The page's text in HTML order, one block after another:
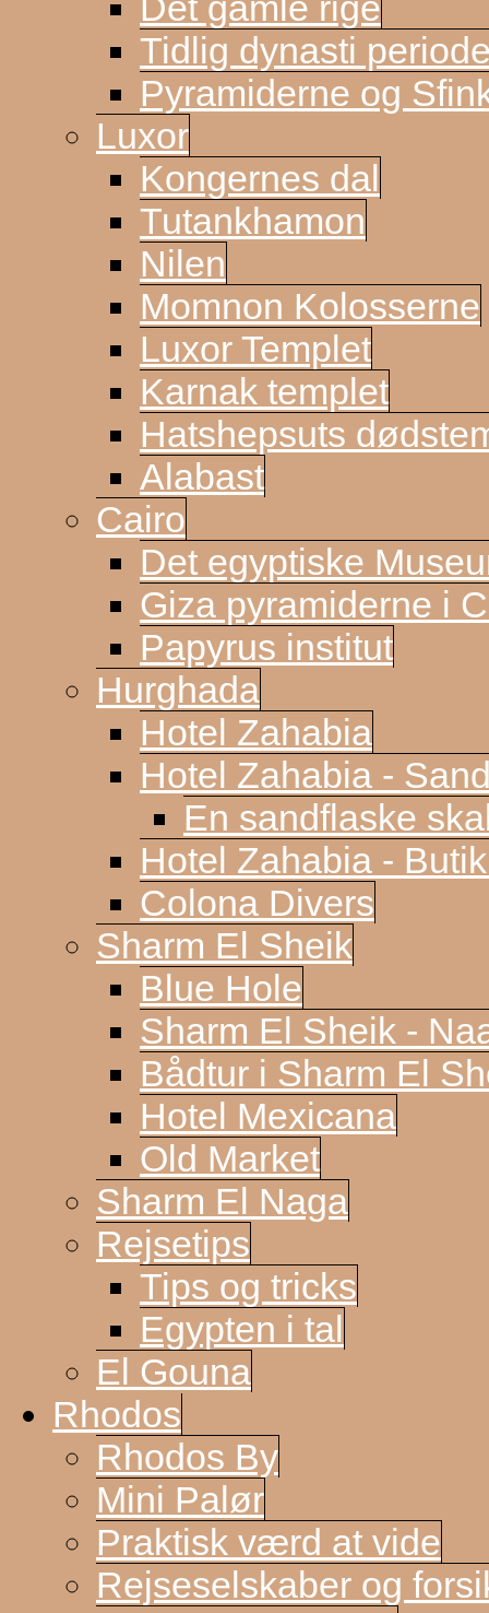
Tidlig dynasti
Pyramiderne og
Luxor
Kongernes dal
Tutankhamon
Nilen
Momnon Kolosserne
Luxor Templet
Karnak templet
Hatshepsuts
Alabast
Cairo
Det egyptiske
Giza pyramiderne i
Papyrus institut
Hurghada
Hotel Zahabia
Hotel Zahabia -
En sandflaske
Hotel Zahabia -
Colona Divers
Sharm El Sheik
Blue Hole
Sharm El Sheik -
Bådtur i Sharm El
Hotel Mexicana
Old Market
Sharm El Naga
Rejsetips
Tips og tricks
Egypten i tal
El Gouna
Rhodos
Rhodos By
Mini Palør
Praktisk værd at vide
Rejseselskaber og